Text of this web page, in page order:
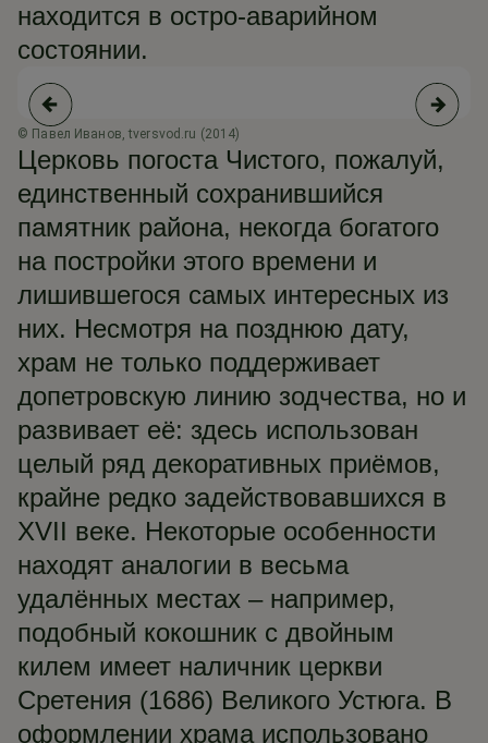
находится в остро-аварийном
состоянии.
© Павел Иванов, tversvod.ru (2014)
Церковь погоста Чистого, пожалуй,
единственный сохранившийся
памятник района, некогда богатого
на постройки этого времени и
лишившегося самых интересных из
них. Несмотря на позднюю дату,
храм не только поддерживает
допетровскую линию зодчества, но и
развивает её: здесь использован
целый ряд декоративных приёмов,
крайне редко задействовавшихся в
XVII веке. Некоторые особенности
находят аналогии в весьма
удалённых местах – например,
подобный кокошник с двойным
килем имеет наличник церкви
Сретения (1686) Великого Устюга. В
оформлении храма использовано